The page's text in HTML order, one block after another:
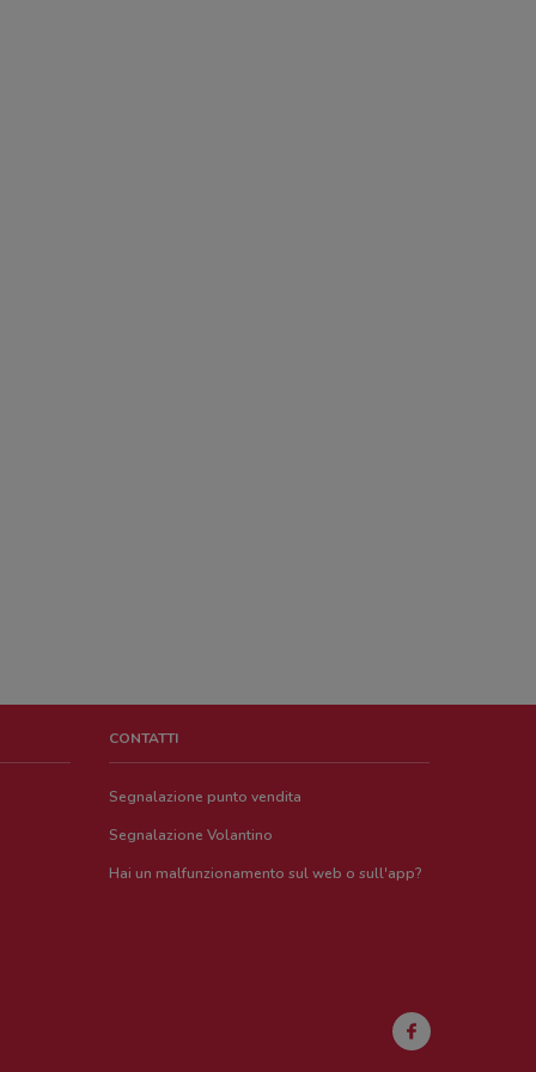
CONTATTI
Segnalazione punto vendita
Segnalazione Volantino
Hai un malfunzionamento sul web o sull'app?